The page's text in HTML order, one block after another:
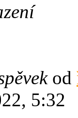
od
5:32